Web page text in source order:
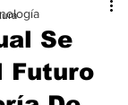
Se
Futuro